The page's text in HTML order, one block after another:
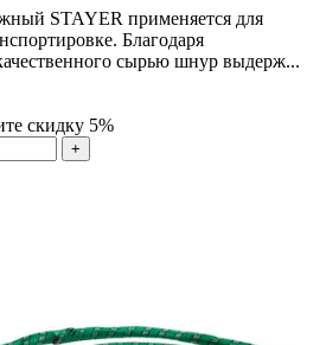
STAYER применяется для
Благодаря
сырью шнур выдерж...
скидку 5%
+